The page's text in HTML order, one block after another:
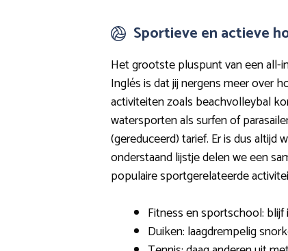
Sportieve en actieve
Het grootste pluspunt van een all-
Inglés is dat jij nergens meer over
activiteiten zoals beachvolleybal
watersporten als surfen of
(gereduceerd) tarief. Er is dus altijd
onderstaand lijstje delen we een
populaire sportgerelateerde
Fitness en sportschool:
Duiken: laagdrempelig